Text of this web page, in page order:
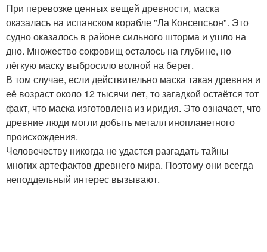
При перевозке ценных вещей древности, маска
оказалась на испанском корабле "Ла Консепсьон". Это
судно оказалось в районе сильного шторма и ушло на
дно. Множество сокровищ осталось на глубине, но
лёгкую маску выбросило волной на берег.
В том случае, если действительно маска такая древняя и
её возраст около 12 тысячи лет, то загадкой остаётся тот
факт, что маска изготовлена из иридия. Это означает, что
древние люди могли добыть металл инопланетного
происхождения.
Человечеству никогда не удастся разгадать тайны
многих артефактов древнего мира. Поэтому они всегда
неподдельный интерес вызывают.